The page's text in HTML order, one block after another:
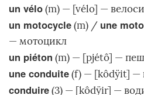
un vélo(m) — [vélo] —
un motocycle(m) / une moto
— мотоцикл
un piéton (m) — [pjétô] —
une conduite(f) — [kôdÿit] —
conduire(3) — [kôdÿir] —